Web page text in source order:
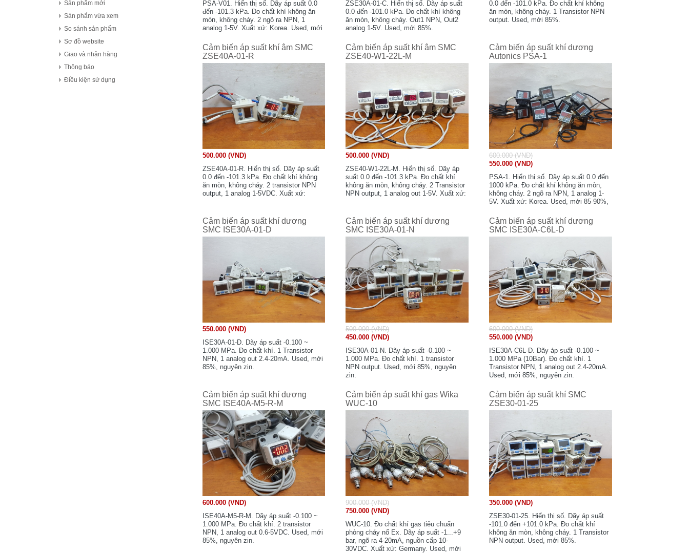
FDK Coperation
Hitachi - Japan
HCFA - China
HIOKI - Japan
HAGER
HONEYWELL
Hanyoung - Korea
Sản phẩm mới
Sản phẩm vừa xem
So sánh sản phẩm
Sơ đồ website
Giao và nhận hàng
Thông báo
Điều kiện sử dụng
PSA-V01. Hiển thị số. Dãy áp suất 0.0
đến -101.3 kPa. Đo chất khí không ăn
mòn, không cháy. 2 ngõ ra NPN, 1
analog 1-5V. Xuất xứ: Korea. Used, mới
ZSE30A-01-C. Hiển thị số. Dãy áp suất
0.0 đến -101.0 kPa. Đo chất khí không
ăn mòn, không cháy. Out1 NPN, Out2
analog 1-5V. Used, mới 85%.
0.0 đến -101.0 kPa. Đo chất khí không
ăn mòn, không cháy. 1 Transistor NPN
output. Used, mới 85%.
Cảm biến áp suất khí âm SMC
ZSE40A-01-R
500.000 (VND)
ZSE40A-01-R. Hiển thị số. Dãy áp suất
0.0 đến -101.3 kPa. Đo chất khí không
ăn mòn, không cháy. 2 transistor NPN
output, 1 analog 1-5VDC. Xuất xứ:
Cảm biến áp suất khí âm SMC
ZSE40-W1-22L-M
500.000 (VND)
ZSE40-W1-22L-M. Hiển thị số. Dãy áp
suất 0.0 đến -101.3 kPa. Đo chất khí
không ăn mòn, không cháy. 2 Transistor
NPN output, 1 analog out 1-5V. Xuất xứ:
Cảm biến áp suất khí dương
Autonics PSA-1
600.000 (VND)
550.000 (VND)
PSA-1. Hiển thị số. Dãy áp suất 0.0 đến
1000 kPa. Đo chất khí không ăn mòn,
không cháy. 2 ngõ ra NPN, 1 analog 1-
5V. Xuất xứ: Korea. Used, mới 85-90%,
Cảm biến áp suất khí dương
SMC ISE30A-01-D
550.000 (VND)
ISE30A-01-D. Dãy áp suất -0.100 ~
1.000 MPa. Đo chất khí. 1 Transistor
NPN, 1 analog out 2.4-20mA. Used, mới
85%, nguyên zin.
Cảm biến áp suất khí dương
SMC ISE30A-01-N
500.000 (VND)
450.000 (VND)
ISE30A-01-N. Dãy áp suất -0.100 ~
1.000 MPa. Đo chất khí. 1 transistor
NPN output. Used, mới 85%, nguyên
zin.
Cảm biến áp suất khí dương
SMC ISE30A-C6L-D
600.000 (VND)
550.000 (VND)
ISE30A-C6L-D. Dãy áp suất -0.100 ~
1.000 MPa (10Bar). Đo chất khí. 1
Transistor NPN, 1 analog out 2.4-20mA.
Used, mới 85%, nguyên zin.
Cảm biến áp suất khí dương
SMC ISE40A-M5-R-M
600.000 (VND)
ISE40A-M5-R-M. Dãy áp suất -0.100 ~
1.000 MPa. Đo chất khí. 2 transistor
NPN, 1 analog out 0.6-5VDC. Used, mới
85%, nguyên zin.
Cảm biến áp suất khí gas Wika
WUC-10
900.000 (VND)
750.000 (VND)
WUC-10. Đo chất khí gas tiêu chuẩn
phòng cháy nổ Ex. Dãy áp suất -1...+9
bar, ngõ ra 4-20mA, nguồn cấp 10-
30VDC. Xuất xứ: Germany. Used, mới
Cảm biến áp suất khí SMC
ZSE30-01-25
350.000 (VND)
ZSE30-01-25. Hiển thị số. Dãy áp suất
-101.0 đến +101.0 kPa. Đo chất khí
không ăn mòn, không cháy. 1 Transistor
NPN output. Used, mới 85%.